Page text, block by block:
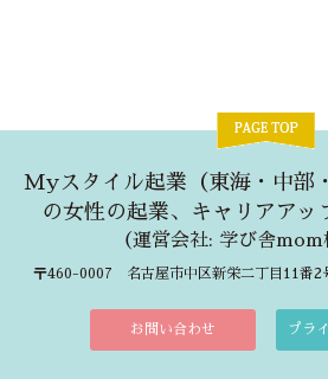
Myスタイル起業（東海・中部
の女性の起業、キャリアアッ
（運営会社: 学び舎mom
〒460-0007 名古屋市中区新栄二丁目11番2
お問い合わせ プラ